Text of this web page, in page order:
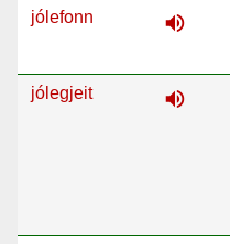
jólefonn volume_up
jólegjeit volume_up